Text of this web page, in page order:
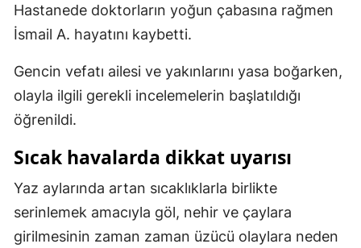
Siirt
Sinop
Sivas
Tunceli
Şanlıurfa
Hastanede doktorların yoğun çabasına rağmen
İsmail A. hayatını kaybetti.
Gencin vefatı ailesi ve yakınlarını yasa boğarken,
olayla ilgili gerekli incelemelerin başlatıldığı
öğrenildi.
Sıcak havalarda dikkat uyarısı
Yaz aylarında artan sıcaklıklarla birlikte
serinlemek amacıyla göl, nehir ve çaylara
girilmesinin zaman zaman üzücü olaylara neden